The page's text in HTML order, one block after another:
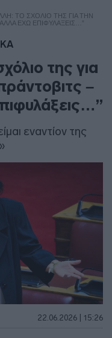
ΤΟ ΣΧΌΛΙΟ ΤΗΣ ΓΙΑ ΤΗΝ
ΈΧΩ ΕΠΙΦΥΛΆΞΕΙΣ…”
της για
–
εναντίον της
22.06.2026 | 15:26